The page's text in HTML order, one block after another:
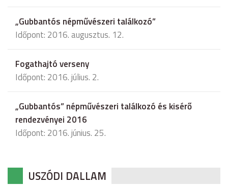
„Gubbantós népművészeri találkozó”
Időpont: 2016. augusztus. 12.
Fogathajtó verseny
Időpont: 2016. július. 2.
„Gubbantós” népművészeri találkozó és kisérő
rendezvényei 2016
Időpont: 2016. június. 25.
USZÓDI DALLAM